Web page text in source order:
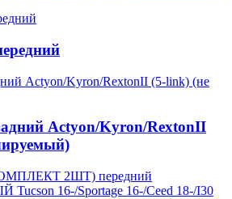
Actyon/Kyron/RextonII